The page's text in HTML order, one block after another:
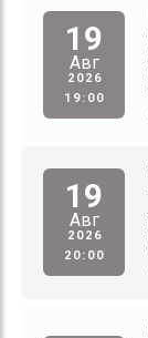
19
Авг
2026
19:00
19
Авг
2026
20:00